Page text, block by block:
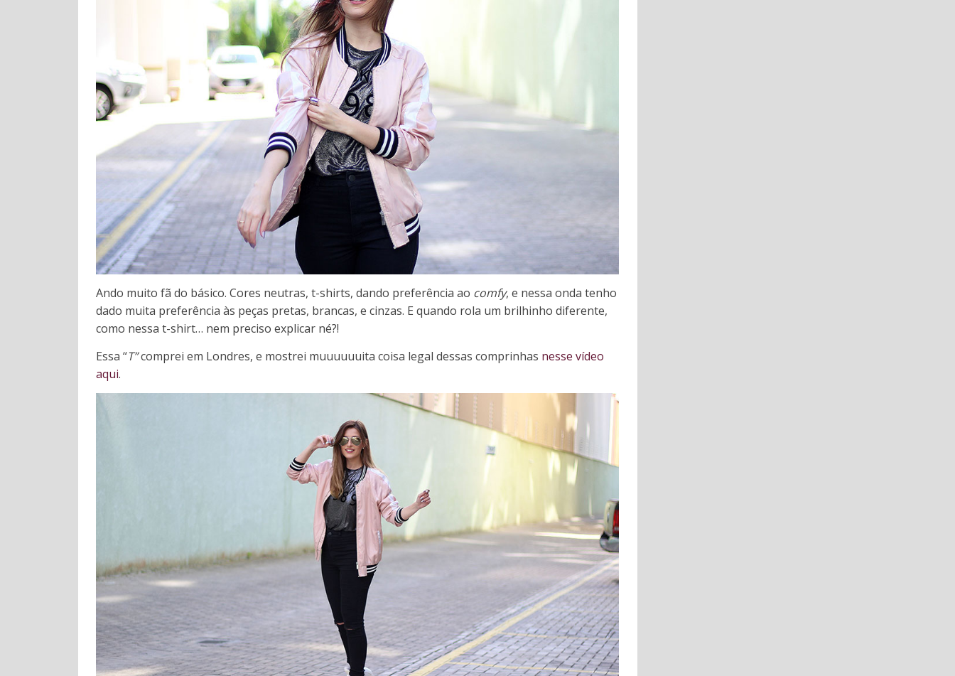
Ando muito fã do básico. Cores neutras, t-shirts, dando preferência ao comfy, e nessa onda tenho
dado muita preferência às peças pretas, brancas, e cinzas. E quando rola um brilhinho diferente,
como nessa t-shirt… nem preciso explicar né?!
Essa “T”comprei em Londres, e mostrei muuuuuuita coisa legal dessas comprinhas nesse vídeo
aqui.